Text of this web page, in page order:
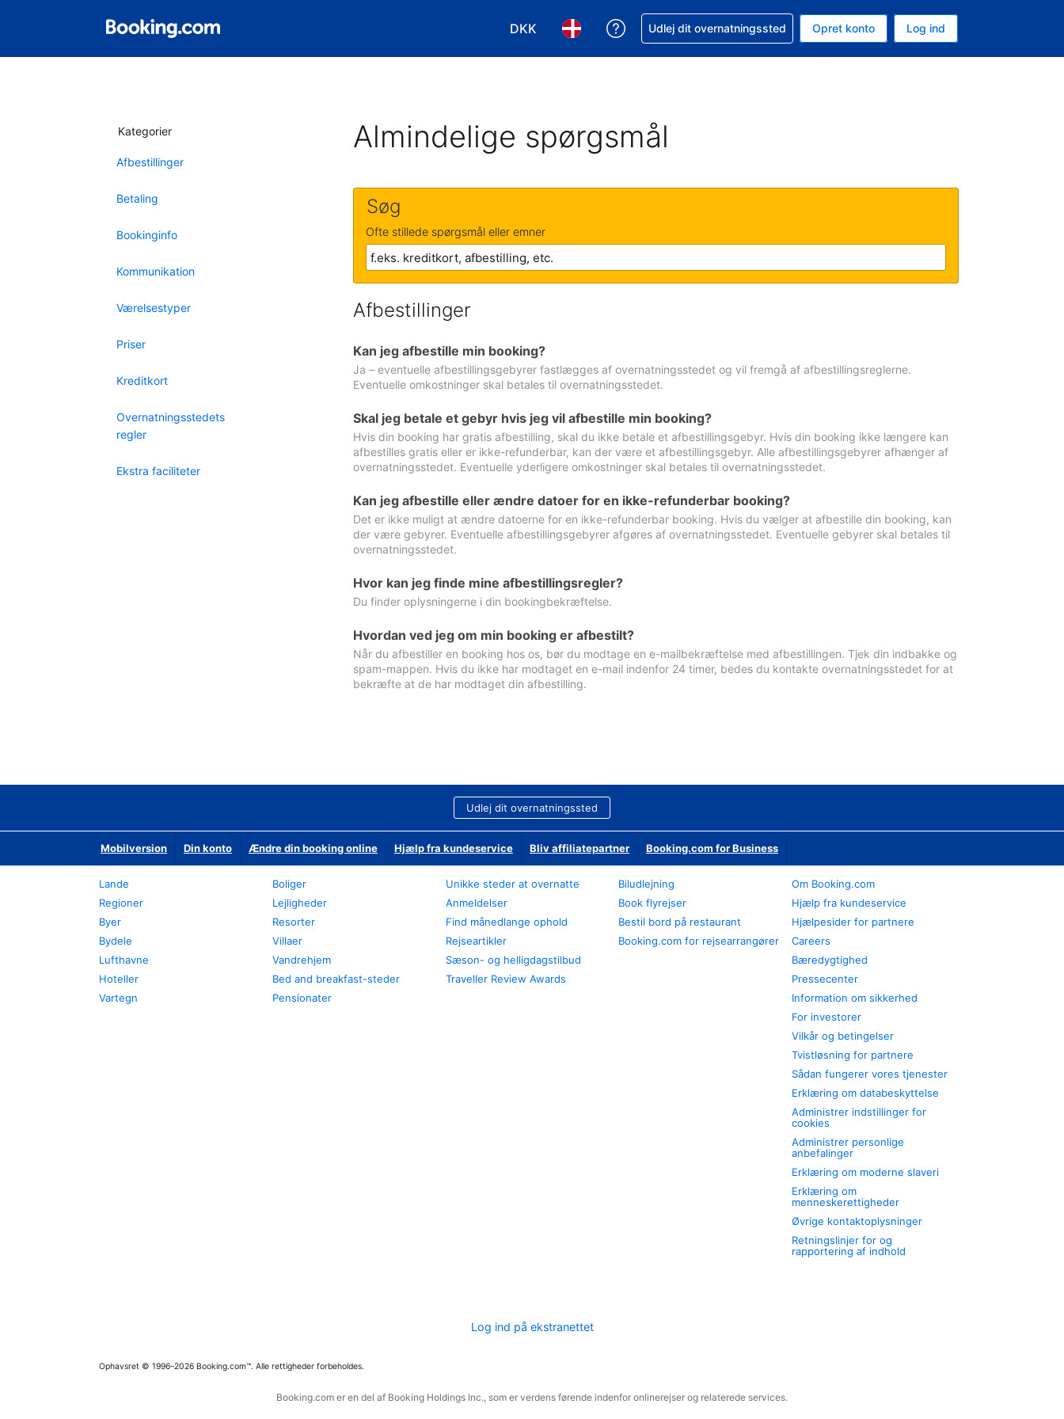
DKK
Vælg valuta. Din nuværende valuta er Danske kroner
Vælg sprog. Dit nuværende sprog er Dansk
Få hjælp til en booking
Udlej dit overnatningssted Opret konto Log ind
Kategorier
Afbestillinger
Betaling
Bookinginfo
Kommunikation
Værelsestyper
Priser
Kreditkort
Overnatningsstedets
regler
Ekstra faciliteter
Almindelige spørgsmål
Søg
Ofte stillede spørgsmål eller emner
Afbestillinger
Kan jeg afbestille min booking?
Ja – eventuelle afbestillingsgebyrer fastlægges af overnatningsstedet og vil fremgå af afbestillingsreglerne.
Eventuelle omkostninger skal betales til overnatningsstedet.
Skal jeg betale et gebyr hvis jeg vil afbestille min booking?
Hvis din booking har gratis afbestilling, skal du ikke betale et afbestillingsgebyr. Hvis din booking ikke længere kan
afbestilles gratis eller er ikke-refunderbar, kan der være et afbestillingsgebyr. Alle afbestillingsgebyrer afhænger af
overnatningsstedet. Eventuelle yderligere omkostninger skal betales til overnatningsstedet.
Kan jeg afbestille eller ændre datoer for en ikke-refunderbar booking?
Det er ikke muligt at ændre datoerne for en ikke-refunderbar booking. Hvis du vælger at afbestille din booking, kan
der være gebyrer. Eventuelle afbestillingsgebyrer afgøres af overnatningsstedet. Eventuelle gebyrer skal betales til
overnatningsstedet.
Hvor kan jeg finde mine afbestillingsregler?
Du finder oplysningerne i din bookingbekræftelse.
Hvordan ved jeg om min booking er afbestilt?
Når du afbestiller en booking hos os, bør du modtage en e-mailbekræftelse med afbestillingen. Tjek din indbakke og
spam-mappen. Hvis du ikke har modtaget en e-mail indenfor 24 timer, bedes du kontakte overnatningsstedet for at
bekræfte at de har modtaget din afbestilling.
Udlej dit overnatningssted
Mobilversion Din konto Ændre din booking online Hjælp fra kundeservice Bliv affiliatepartner Booking.com for Business
Lande
Regioner
Byer
Bydele
Lufthavne
Hoteller
Vartegn
Boliger
Lejligheder
Resorter
Villaer
Vandrehjem
Bed and breakfast-steder
Pensionater
Unikke steder at overnatte
Anmeldelser
Find månedlange ophold
Rejseartikler
Sæson- og helligdagstilbud
Traveller Review Awards
Biludlejning
Book flyrejser
Bestil bord på restaurant
Booking.com for rejsearrangører
Om Booking.com
Hjælp fra kundeservice
Hjælpesider for partnere
Careers
Bæredygtighed
Pressecenter
Information om sikkerhed
For investorer
Vilkår og betingelser
Tvistløsning for partnere
Sådan fungerer vores tjenester
Erklæring om databeskyttelse
Administrer indstillinger for
cookies
Administrer personlige
anbefalinger
Erklæring om moderne slaveri
Erklæring om
menneskerettigheder
Øvrige kontaktoplysninger
Retningslinjer for og
rapportering af indhold
Log ind på ekstranettet
Ophavsret © 1996–2026 Booking.com™. Alle rettigheder forbeholdes.
Booking.com er en del af Booking Holdings Inc., som er verdens førende indenfor onlinerejser og relaterede services.